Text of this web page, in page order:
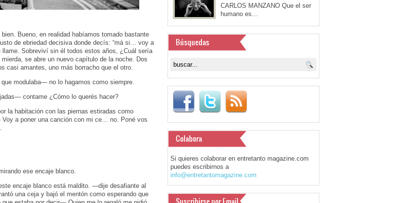
Bueno, en realidad habíamos tomado bastante
de ebriedad decisiva donde decís: “má si… voy a
Sobreviví sin él todos estos años, ¿Cuál sería
se abre un nuevo capítulo de la noche. Dos
casi amantes, uno más borracho que el otro.
modulaba— no lo hagamos como siempre.
contame ¿Cómo lo querés hacer?
la habitación con las piernas estiradas como
a poner una canción con mi ce… no. Poné vos
ese encaje blanco.
encaje blanco está maldito. —dije desafiante al
una ceja y bajó el mentón como esperando que
CARLOS MANZANO Que el ser
humano es…
Búsquedas
Colabora
Si quieres colaborar en entretanto magazine.com
puedes escribirnos a
info@entretantomagazine.com